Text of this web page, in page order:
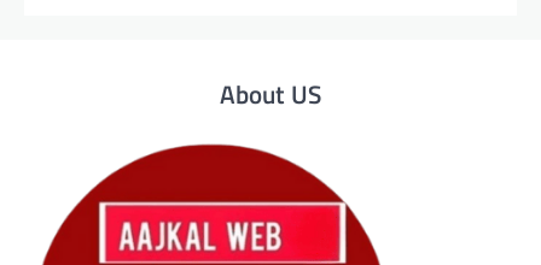
About US